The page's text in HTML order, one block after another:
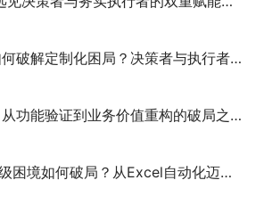
板材ERP软件如何破解定制化困局？决策者与执行者的双重答案
ERP系统测验：从功能验证到业务价值重构的破局之道
vba erp系统升级困境如何破局？从Excel自动化迈向敏捷业务系统的演进之路